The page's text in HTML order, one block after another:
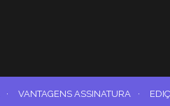
· VANTAGENS ASSINATURA ·